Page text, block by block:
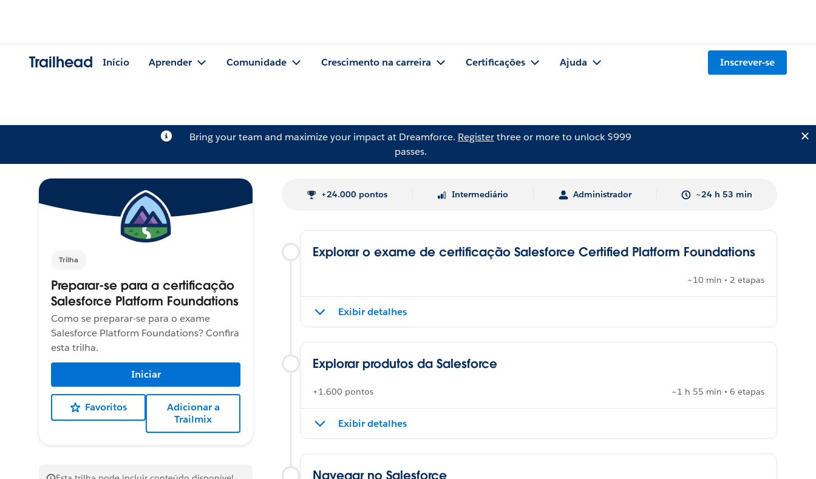
Trailhead Início Aprender Comunidade Crescimento na carreira Certificações Ajuda Inscrever-se
Bring your team and maximize your impact at Dreamforce. Registerthree or more to unlock $999
passes.
Trilha
Preparar-se para a certificação
Salesforce Platform Foundations
Como se preparar-se para o exame
Salesforce Platform Foundations? Confira
esta trilha.
Iniciar
Favoritos
Adicionar a
Trailmix
+24.000 pontos Intermediário Administrador ~24 h 53 min
Explorar o exame de certificação Salesforce Certified Platform Foundations
~10 min • 2 etapas
Exibir detalhes
Explorar produtos da Salesforce
+1.600 pontos ~1 h 55 min • 6 etapas
Exibir detalhes
Navegar no Salesforce